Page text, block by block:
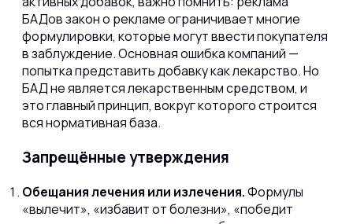
БАДов закон о рекламе ограничивает многие
формулировки, которые могут ввести покупателя
в заблуждение. Основная ошибка компаний —
попытка представить добавку как лекарство. Но
БАД не является лекарственным средством, и
это главный принцип, вокруг которого строится
вся нормативная база.
Запрещённые утверждения
Обещания лечения или излечения.Формулы
«вылечит», «избавит от болезни», «победит